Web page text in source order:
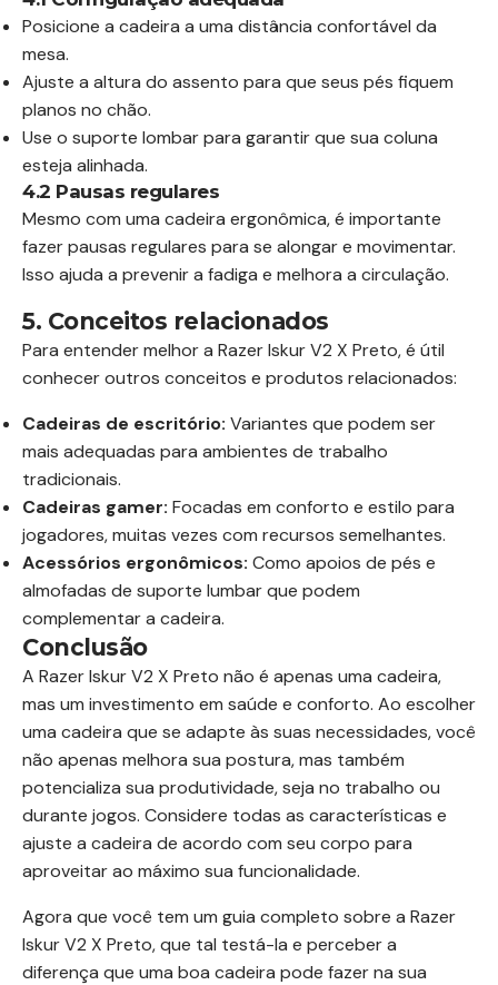
Posicione a cadeira a uma distância confortável da
mesa.
Ajuste a altura do assento para que seus pés fiquem
planos no chão.
Use o suporte lombar para garantir que sua coluna
esteja alinhada.
4.2 Pausas regulares
Mesmo com uma cadeira ergonômica, é importante
fazer pausas regulares para se alongar e movimentar.
Isso ajuda a prevenir a fadiga e melhora a circulação.
5. Conceitos relacionados
Para entender melhor a Razer Iskur V2 X Preto, é útil
conhecer outros conceitos e produtos relacionados:
Cadeiras de escritório: Variantes que podem ser
mais adequadas para ambientes de trabalho
tradicionais.
Cadeiras gamer: Focadas em conforto e estilo para
jogadores, muitas vezes com recursos semelhantes.
Acessórios ergonômicos: Como apoios de pés e
almofadas de suporte lumbar que podem
complementar a cadeira.
Conclusão
A Razer Iskur V2 X Preto não é apenas uma cadeira,
mas um investimento em saúde e conforto. Ao escolher
uma cadeira que se adapte às suas necessidades, você
não apenas melhora sua postura, mas também
potencializa sua produtividade, seja no trabalho ou
durante jogos. Considere todas as características e
ajuste a cadeira de acordo com seu corpo para
aproveitar ao máximo sua funcionalidade.
Agora que você tem um guia completo sobre a Razer
Iskur V2 X Preto, que tal testá-la e perceber a
diferença que uma boa cadeira pode fazer na sua